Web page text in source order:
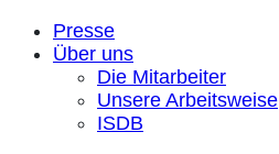
Presse
Über uns
Die Mitarbeiter
Unsere Arbeitsweise
ISDB